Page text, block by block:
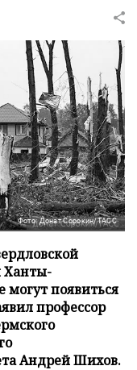
Фото: Донат Сорокин/ТАСС
Ханты-
появиться
профессор
Андрей Шихов.